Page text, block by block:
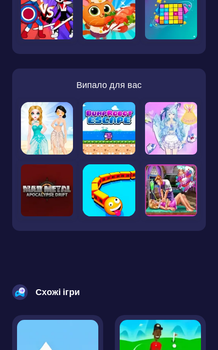
Випало для вас
Схожі ігри